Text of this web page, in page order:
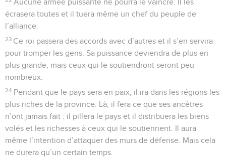
Aucune armée puissante ne pourra le vaincre. Il les
écrasera toutes et il tuera même un chef du peuple de
l’alliance.
23 Ce roi passera des accords avec d’autres et il s’en servira
pour tromper les gens. Sa puissance deviendra de plus en
plus grande, mais ceux qui le soutiendront seront peu
nombreux.
24 Pendant que le pays sera en paix, il ira dans les régions les
plus riches de la province. Là, il fera ce que ses ancêtres
n’ont jamais fait : il pillera le pays et il distribuera les biens
volés et les richesses à ceux qui le soutiennent. Il aura
même l’intention d’attaquer des murs de défense. Mais cela
ne durera qu’un certain temps.